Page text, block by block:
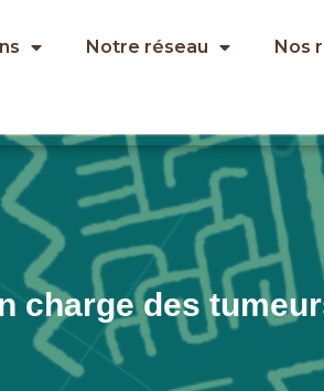
Notre réseau Nos
charge des